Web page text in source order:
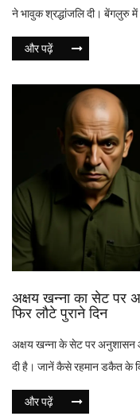
ने भावुक श्रद्धांजलि दी। बेंगलुरु
और पढ़ें
अक्षय खन्ना का सेट
फिर लौटे पुराने दिन
अक्षय खन्ना के सेट पर
दी है। जानें कैसे रहमान डकैत के
और पढ़ें